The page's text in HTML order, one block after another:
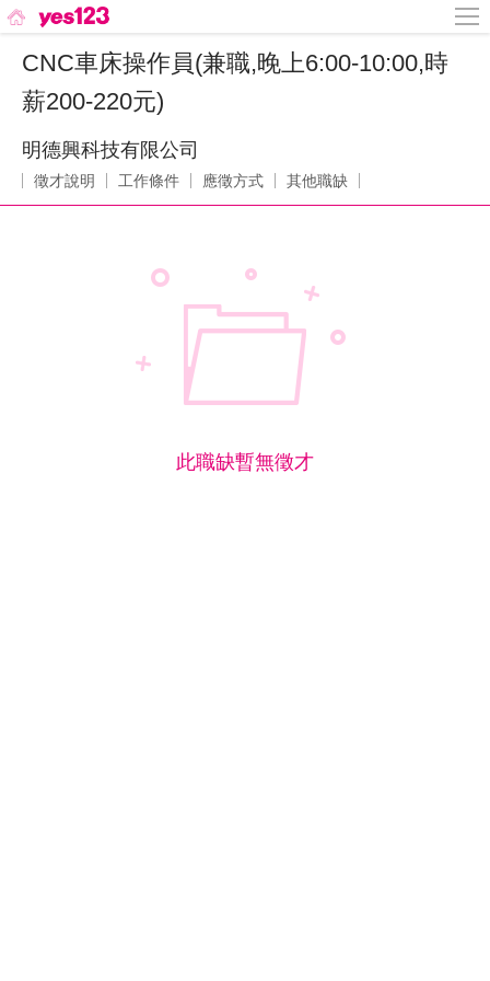
CNC車床操作員(兼職,晚上6:00-10:00,時
薪200-220元)
明德興科技有限公司
徵才說明 工作條件 應徵方式 其他職缺
此職缺暫無徵才